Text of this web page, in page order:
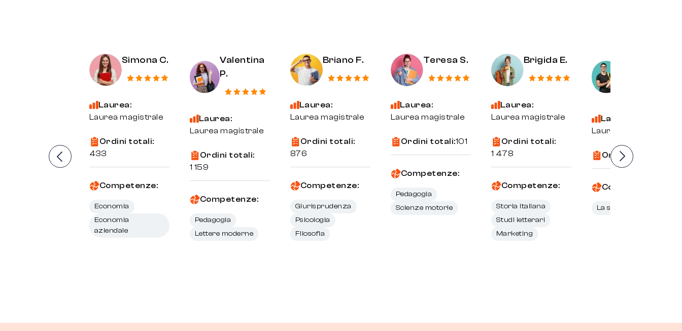
Simona C.
Laurea:
Laurea magistrale
Ordini totali:
433
Competenze:
Economia
Economia
aziendale
Valentina
P.
Laurea:
Laurea magistrale
Ordini totali:
1 159
Competenze:
Pedagogia
Lettere moderne
Briano F.
Laurea:
Laurea magistrale
Ordini totali:
876
Competenze:
Giurisprudenza
Psicologia
Filosofia
Teresa S.
Laurea:
Laurea magistrale
Ordini totali:101
Competenze:
Pedagogia
Scienze motorie
Brigida E.
Laurea:
Laurea magistrale
Ordini totali:
1 478
Competenze:
Storia italiana
Studi letterari
Marketing
Laurea:
Laurea magistrale
Ordini totali:
Competenze:
La storia